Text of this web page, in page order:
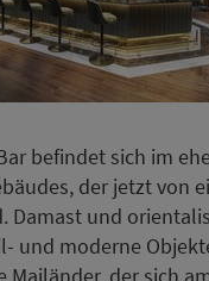
befindet sich im
der jetzt von
Damast und
und moderne
Mailänder, der sich